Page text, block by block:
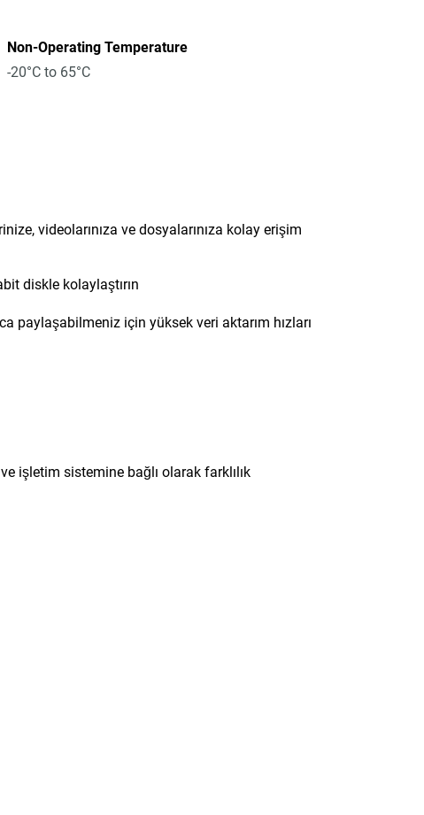
Non-Operating Temperature
-20°C to 65°C
videolarınıza ve dosyalarınıza kolay erişim
diskle kolaylaştırın
paylaşabilmeniz için yüksek veri aktarım hızları
işletim sistemine bağlı olarak farklılık